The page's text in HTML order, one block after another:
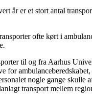
år er et stort antal
ofte kørt i
til og fra Aarhus
for
nogle gange skulle
transport mellem